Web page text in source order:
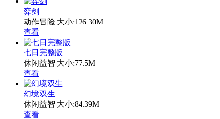
弈剑
动作冒险 大小:126.30M
查看
七日完整版
休闲益智 大小:77.5M
查看
幻境双生
休闲益智 大小:84.39M
查看